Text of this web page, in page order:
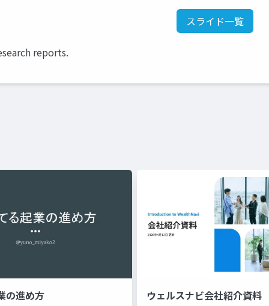
スライド一覧
reports.
の進め方 ウェルスナビ会社紹介資料